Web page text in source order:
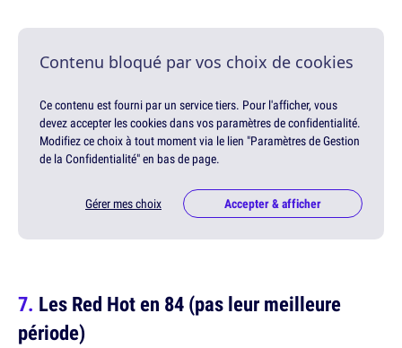
Contenu bloqué par vos choix de cookies
Ce contenu est fourni par un service tiers. Pour l'afficher, vous
devez accepter les cookies dans vos paramètres de confidentialité.
Modifiez ce choix à tout moment via le lien "Paramètres de Gestion
de la Confidentialité" en bas de page.
Gérer mes choix Accepter & afficher
Les Red Hot en 84 (pas leur meilleure
période)